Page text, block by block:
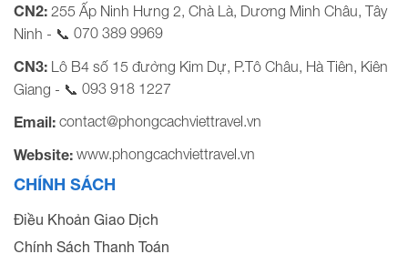
CN2: 255 Ấp Ninh Hưng 2, Chà Là, Dương Minh Châu, Tây
Ninh - 📞 070 389 9969
CN3: Lô B4 số 15 đường Kim Dự, P.Tô Châu, Hà Tiên, Kiên
Giang - 📞 093 918 1227
Email: contact@phongcachviettravel.vn
Website: www.phongcachviettravel.vn
CHÍNH SÁCH
Điều Khoản Giao Dịch
Chính Sách Thanh Toán